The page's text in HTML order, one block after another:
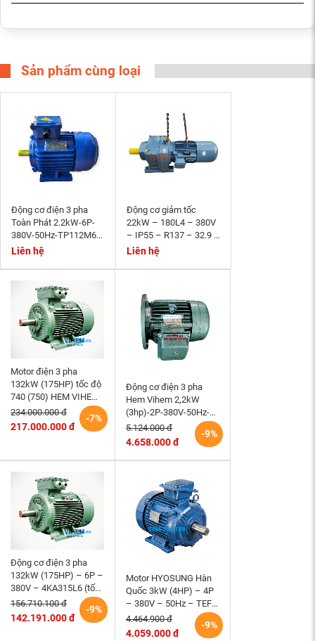
Sản phẩm cùng loại
Động cơ điện 3 pha
Toàn Phát 2.2kW-6P-
380V-50Hz-TP112M6-
B3- tốc độ 940~1000
Liên hệ
Động cơ giảm tốc
22kW – 180L4 – 380V
– IP55 – R137 – 32.9 –
Momen phanh 200Nm
Liên hệ
Motor điện 3 pha
132kW (175HP) tốc độ
740 (750) HEM VIHEM
(Việt Hung) điện cơ Hà
Nội
-7%
234.000.000 đ
217.000.000 đ
Động cơ điện 3 pha
Hem Vihem 2,2kW
(3hp)-2P-380V-50Hz-
3K100S2-B5- tốc độ
2860~3000 r/min (kiểu
-9%
5.124.000 đ
4.658.000 đ
Động cơ điện 3 pha
132kW (175HP) – 6P –
380V – 4KA315L6 (tốc
độ 990 ~1000RPM)
HEM VIHEM (Việt
Hung) điện cơ Hà Nội
-9%
156.710.100 đ
142.191.000 đ
Motor HYOSUNG Hàn
Quốc 3kW (4HP) – 4P
– 380V – 50Hz – TEFC
– 100L – B3 (tốc độ
1500 r/min)
-9%
4.464.900 đ
4.059.000 đ